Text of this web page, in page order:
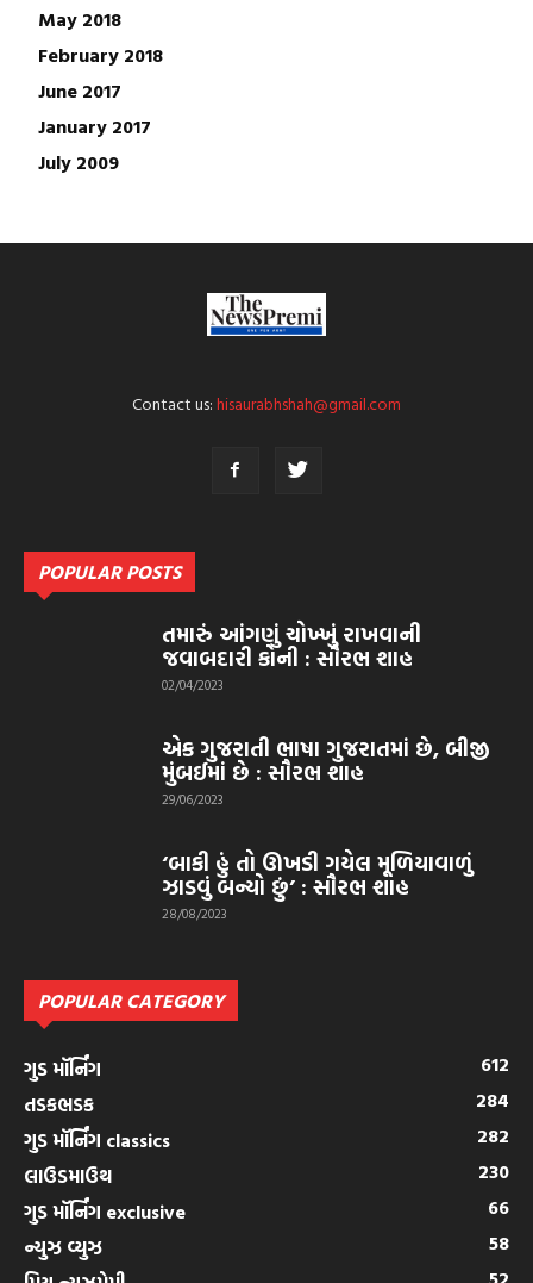
May 2018
February 2018
June 2017
January 2017
July 2009
Contact us:hisaurabhshah@gmail.com
POPULAR POSTS
તમારું આંગણું ચોખ્ખું રાખવાની
જવાબદારી કોની : સૌરભ શાહ
02/04/2023
એક ગુજરાતી ભાષા ગુજરાતમાં છે, બીજી
મુંબઈમાં છે : સૌરભ શાહ
29/06/2023
‘બાકી હું તો ઊખડી ગયેલ મૂળિયાવાળું
ઝાડવું બન્યો છું’ : સૌરભ શાહ
28/08/2023
POPULAR CATEGORY
ગુડ મૉર્નિંગ
612
તડકભડક
284
ગુડ મૉર્નિંગ classics
282
લાઉડમાઉથ
230
ગુડ મૉર્નિંગ exclusive
66
ન્યુઝ વ્યુઝ
58